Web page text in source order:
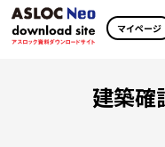
マイページ
建築確